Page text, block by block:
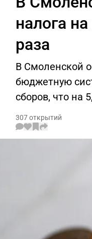
налога
раза
В Смоленской
бюджетную
сборов, что на
307 открытий